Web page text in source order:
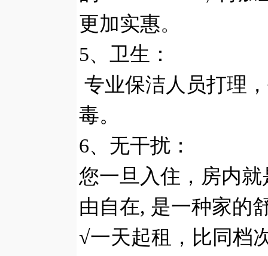
更加实惠。
5、卫生：
专业保洁人员打理
毒。
6、无干扰：
您一旦入住，房内
由自在, 是一种家的
√一天起租，比同档